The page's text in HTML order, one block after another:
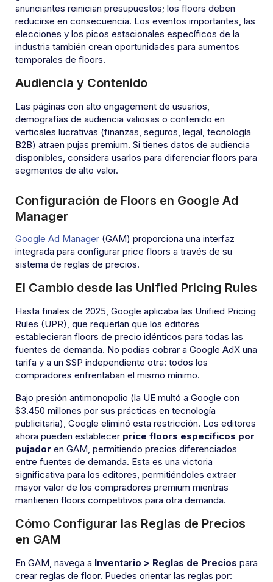
anunciantes reinician presupuestos; los floors deben
reducirse en consecuencia. Los eventos importantes, las
elecciones y los picos estacionales específicos de la
industria también crean oportunidades para aumentos
temporales de floors.
Audiencia y Contenido
Las páginas con alto engagement de usuarios,
demografías de audiencia valiosas o contenido en
verticales lucrativas (finanzas, seguros, legal, tecnología
B2B) atraen pujas premium. Si tienes datos de audiencia
disponibles, considera usarlos para diferenciar floors para
segmentos de alto valor.
Configuración de Floors en Google Ad
Manager
Google Ad Manager (GAM) proporciona una interfaz
integrada para configurar price floors a través de su
sistema de reglas de precios.
El Cambio desde las Unified Pricing Rules
Hasta finales de 2025, Google aplicaba las Unified Pricing
Rules (UPR), que requerían que los editores
establecieran floors de precio idénticos para todas las
fuentes de demanda. No podías cobrar a Google AdX una
tarifa y a un SSP independiente otra: todos los
compradores enfrentaban el mismo mínimo.
Bajo presión antimonopolio (la UE multó a Google con
$3.450 millones por sus prácticas en tecnología
publicitaria), Google eliminó esta restricción. Los editores
ahora pueden establecer price floors específicos por
pujador en GAM, permitiendo precios diferenciados
entre fuentes de demanda. Esta es una victoria
significativa para los editores, permitiéndoles extraer
mayor valor de los compradores premium mientras
mantienen floors competitivos para otra demanda.
Cómo Configurar las Reglas de Precios
en GAM
En GAM, navega a Inventario > Reglas de Precios para
crear reglas de floor. Puedes orientar las reglas por: